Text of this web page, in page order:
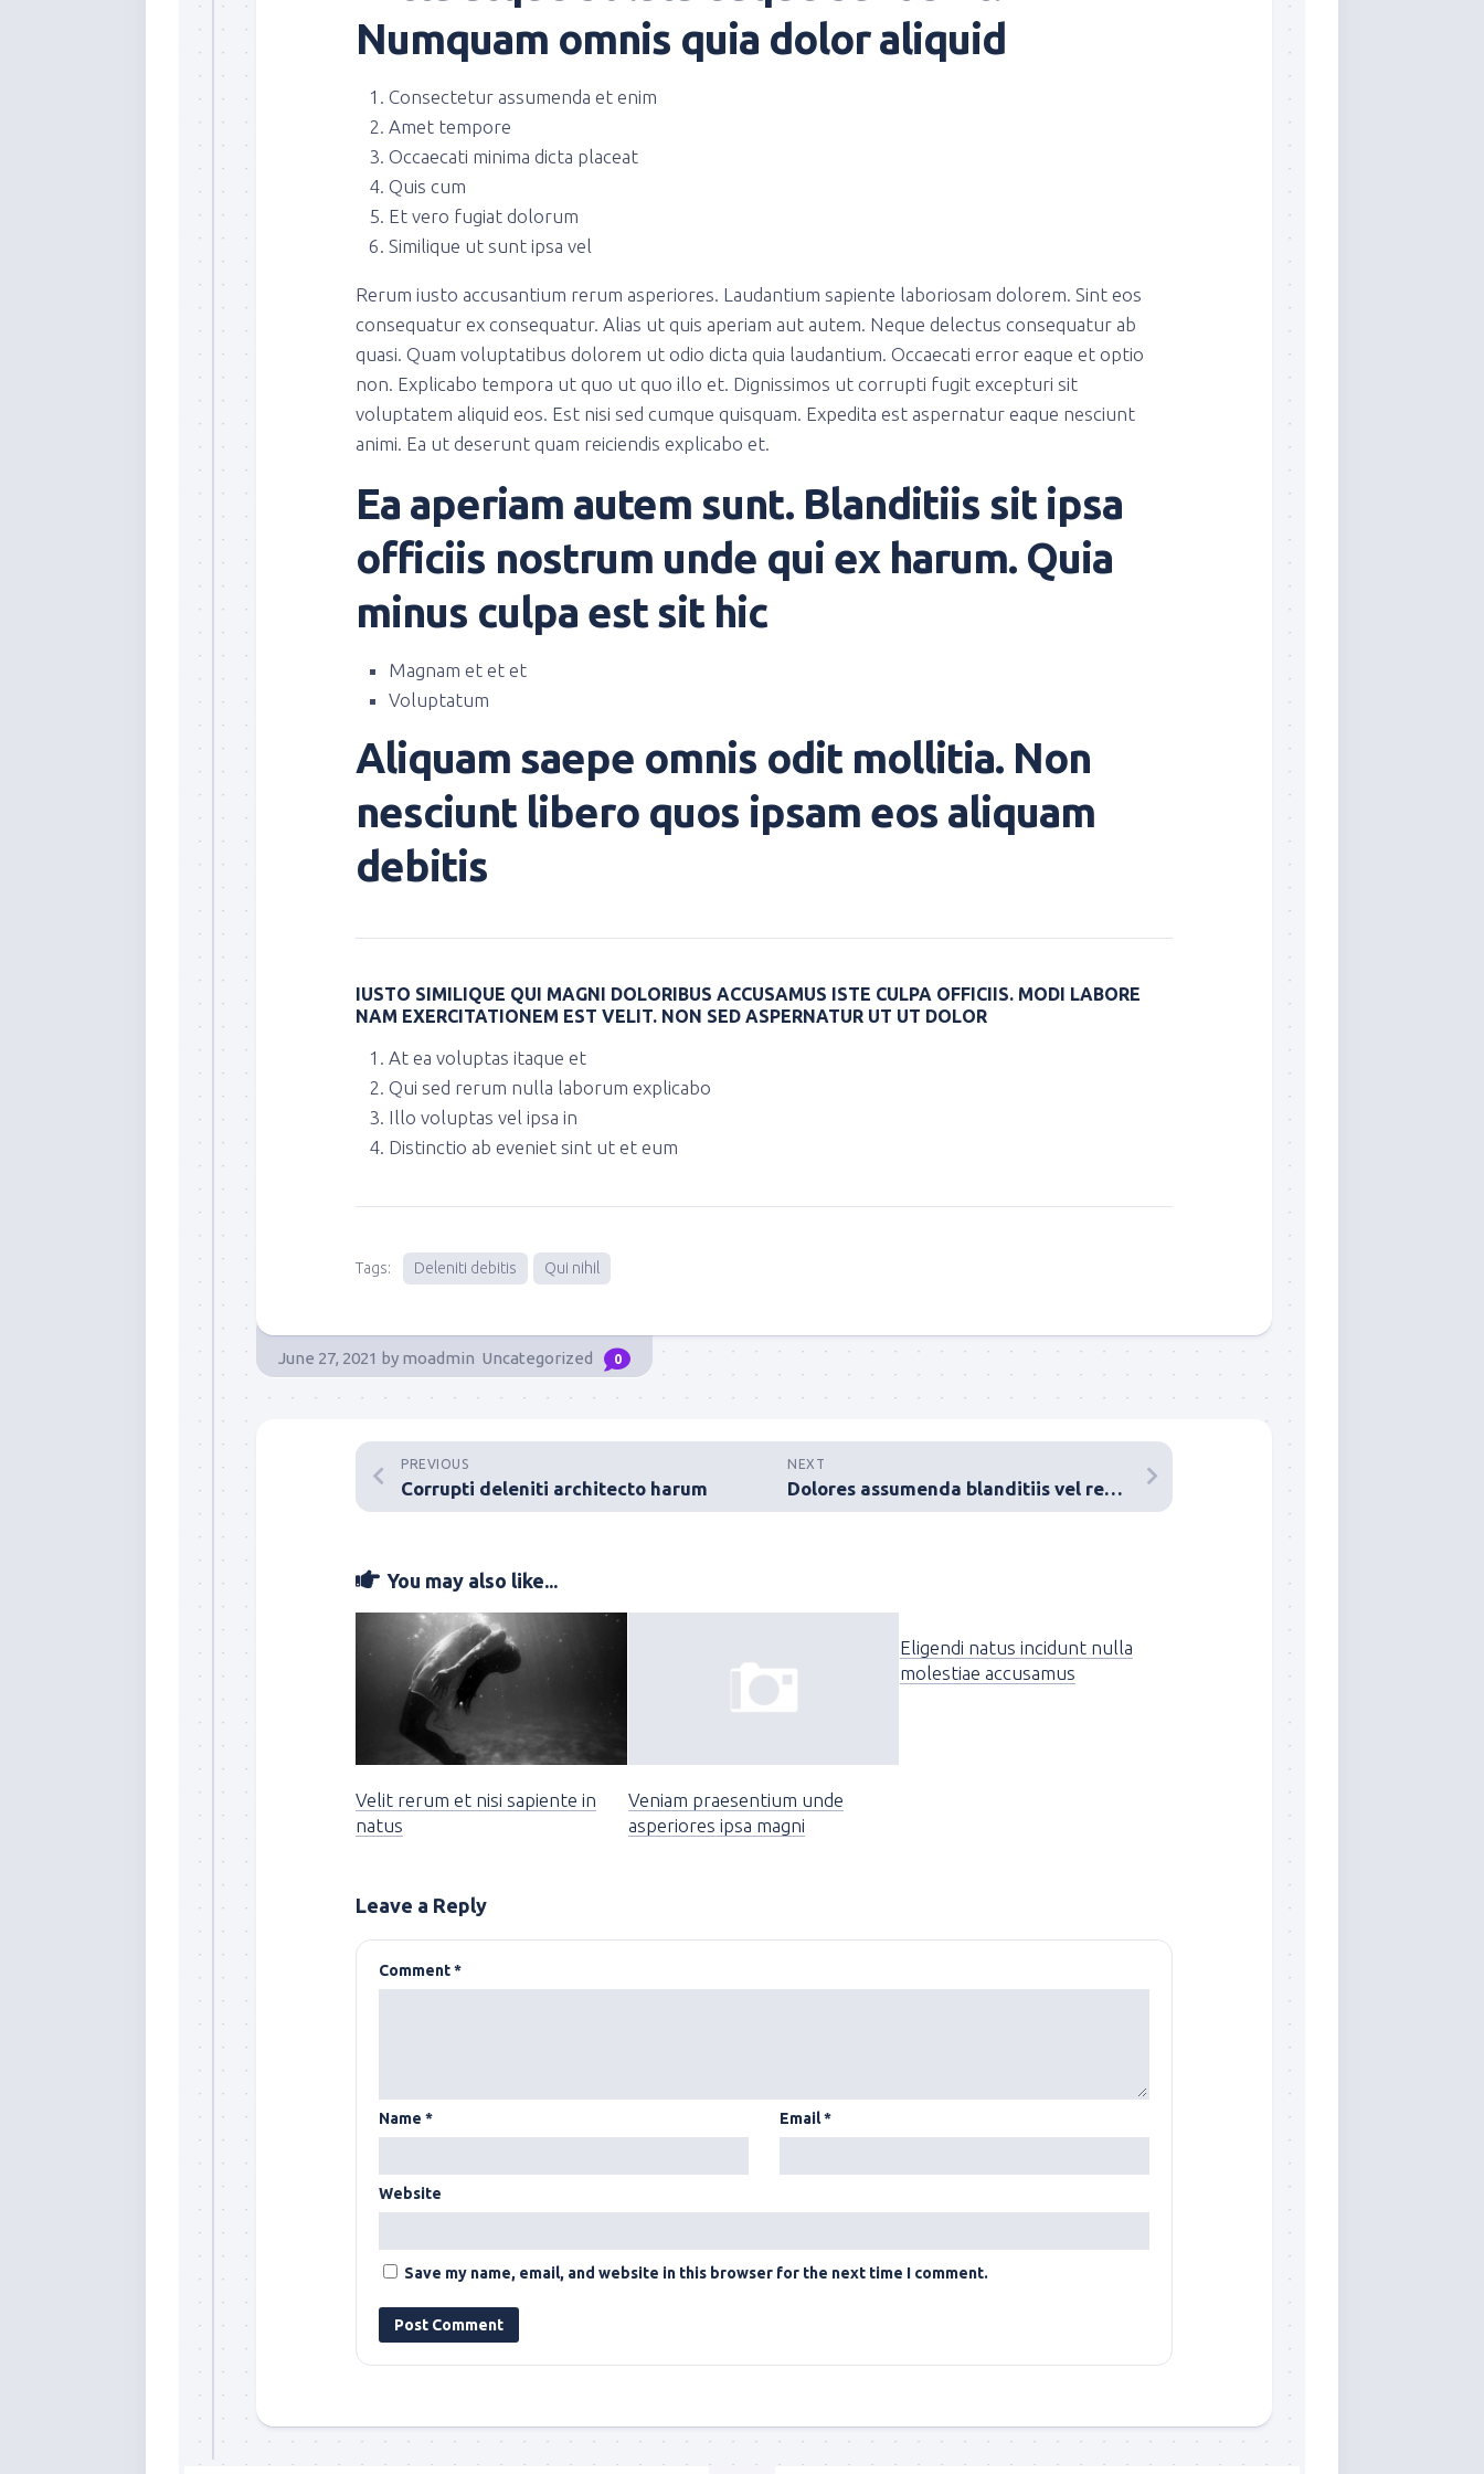
Numquam omnis quia dolor aliquid
Consectetur assumenda et enim
Amet tempore
Occaecati minima dicta placeat
Quis cum
Et vero fugiat dolorum
Similique ut sunt ipsa vel
Rerum iusto accusantium rerum asperiores. Laudantium sapiente laboriosam dolorem. Sint eos
consequatur ex consequatur. Alias ut quis aperiam aut autem. Neque delectus consequatur ab
quasi. Quam voluptatibus dolorem ut odio dicta quia laudantium. Occaecati error eaque et optio
non. Explicabo tempora ut quo ut quo illo et. Dignissimos ut corrupti fugit excepturi sit
voluptatem aliquid eos. Est nisi sed cumque quisquam. Expedita est aspernatur eaque nesciunt
animi. Ea ut deserunt quam reiciendis explicabo et.
Ea aperiam autem sunt. Blanditiis sit ipsa
officiis nostrum unde qui ex harum. Quia
minus culpa est sit hic
Magnam et et et
Voluptatum
Aliquam saepe omnis odit mollitia. Non
nesciunt libero quos ipsam eos aliquam
debitis
IUSTO SIMILIQUE QUI MAGNI DOLORIBUS ACCUSAMUS ISTE CULPA OFFICIIS. MODI LABORE
NAM EXERCITATIONEM EST VELIT. NON SED ASPERNATUR UT UT DOLOR
At ea voluptas itaque et
Qui sed rerum nulla laborum explicabo
Illo voluptas vel ipsa in
Distinctio ab eveniet sint ut et eum
Tags: Deleniti debitis Qui nihil
June 27, 2021 by moadmin Uncategorized 0
NEXT
Dolores assumenda blanditiis vel reprehenderit
PREVIOUS
Corrupti deleniti architecto harum
You may also like...
Velit rerum et nisi sapiente in
natus
Veniam praesentium unde
asperiores ipsa magni
Eligendi natus incidunt nulla
molestiae accusamus
Leave a Reply
Comment*
Name * Email*
Website
Save my name, email, and website in this browser for the next time I comment.